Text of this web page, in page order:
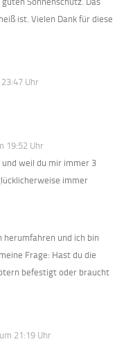
ist. Vielen Dank für diese
Uhr
19:52 Uhr
und weil du mir immer 3
immer
herumfahren und ich bin
Frage: Hast du die
befestigt oder braucht
21:19 Uhr